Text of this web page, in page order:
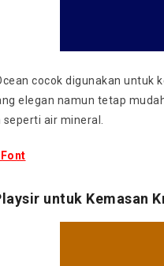
cocok digunakan untuk
elegan namun tetap
air mineral.
untuk Kemasan